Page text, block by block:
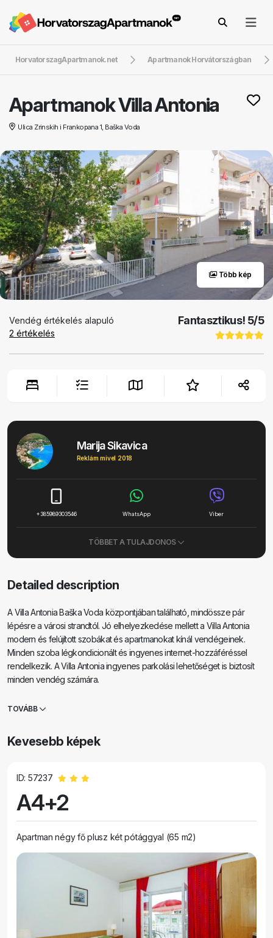
HorvatorszagApartmanok.net Apartmanok Horvátországban
Apartmanok Villa Antonia
Ulica Zrinskih i Frankopana 1, Baška Voda
Több kép
Vendég értékelés alapuló
2 értékelés
Fantasztikus! 5/5
Marija Sikavica
Reklám mivel 2018
+385989303546 WhatsApp Viber
TÖBBET A TULAJDONOS
Detailed description
A Villa Antonia Baška Voda központjában található, mindössze pár
lépésre a városi strandtól. Jó elhelyezkedése mellett a Villa Antonia
modern és felújított szobákat és apartmanokat kínál vendégeinek.
Minden szoba légkondicionált és ingyenes internet-hozzáféréssel
rendelkezik. A Villa Antonia ingyenes parkolási lehetőséget is biztosít
minden vendég számára.
TOVÁBB
Kevesebb képek
ID: 57237
A4+2
Apartman négy fő plusz két pótággyal (65 m2)